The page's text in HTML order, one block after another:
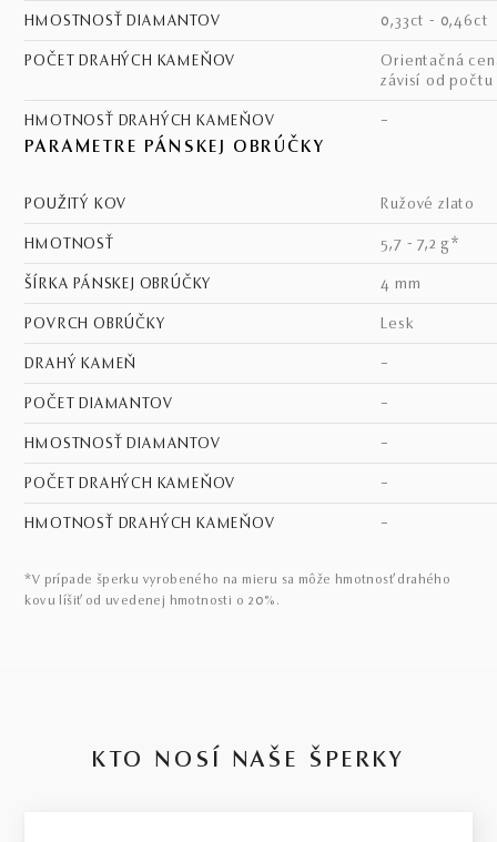
HMOSTNOSŤ DIAMANTOV 0,33ct - 0,46ct
POČET DRAHÝCH KAMEŇOV
Orientačná cena - cena
závisí od počtu
HMOTNOSŤ DRAHÝCH KAMEŇOV –
PARAMETRE PÁNSKEJ OBRÚČKY
POUŽITÝ KOV ružové zlato
HMOTNOSŤ 5,7 - 7,2 g*
ŠÍRKA PÁNSKEJ OBRÚČKY 4 mm
POVRCH OBRÚČKY lesk
DRAHÝ KAMEŇ –
POČET DIAMANTOV –
HMOSTNOSŤ DIAMANTOV –
POČET DRAHÝCH KAMEŇOV –
HMOTNOSŤ DRAHÝCH KAMEŇOV –
*V prípade šperku vyrobeného na mieru sa môže hmotnosť drahého
kovu líšiť od uvedenej hmotnosti o 20%.
KTO NOSÍ NAŠE ŠPERKY